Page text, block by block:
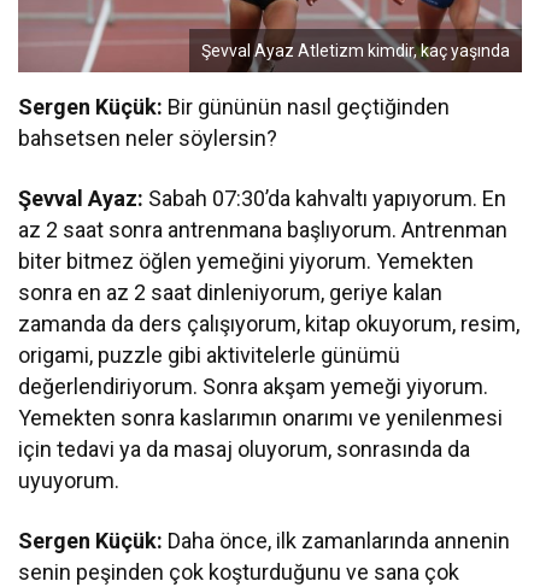
Şevval Ayaz Atletizm kimdir, kaç yaşında
Sergen Küçük: Bir gününün nasıl geçtiğinden
bahsetsen neler söylersin?
Şevval Ayaz: Sabah 07:30’da kahvaltı yapıyorum. En
az 2 saat sonra antrenmana başlıyorum. Antrenman
biter bitmez öğlen yemeğini yiyorum. Yemekten
sonra en az 2 saat dinleniyorum, geriye kalan
zamanda da ders çalışıyorum, kitap okuyorum, resim,
origami, puzzle gibi aktivitelerle günümü
değerlendiriyorum. Sonra akşam yemeği yiyorum.
Yemekten sonra kaslarımın onarımı ve yenilenmesi
için tedavi ya da masaj oluyorum, sonrasında da
uyuyorum.
Sergen Küçük: Daha önce, ilk zamanlarında annenin
senin peşinden çok koşturduğunu ve sana çok